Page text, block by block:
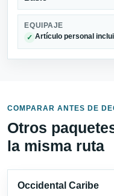
EQUIPAJE
✓ Artículo personal
COMPARAR ANTES DE
Otros
la misma ruta
Occidental Caribe